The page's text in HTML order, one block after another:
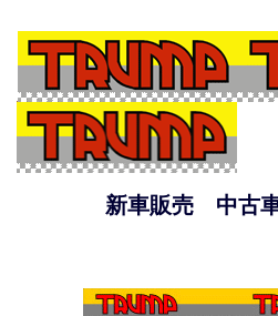
新車販売 中古